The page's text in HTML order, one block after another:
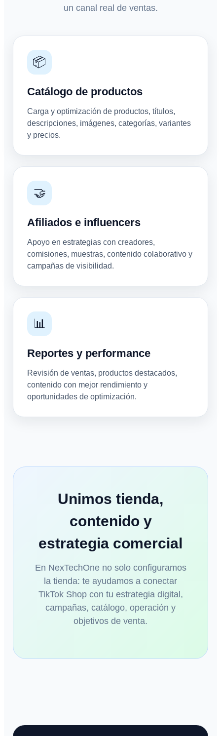
un canal real de ventas.
📦
Catálogo de productos
Carga y optimización de productos, títulos,
descripciones, imágenes, categorías, variantes
y precios.
🤝
Afiliados e influencers
Apoyo en estrategias con creadores,
comisiones, muestras, contenido colaborativo y
campañas de visibilidad.
📊
Reportes y performance
Revisión de ventas, productos destacados,
contenido con mejor rendimiento y
oportunidades de optimización.
Unimos tienda,
contenido y
estrategia comercial
En NexTechOne no solo configuramos
la tienda: te ayudamos a conectar
TikTok Shop con tu estrategia digital,
campañas, catálogo, operación y
objetivos de venta.